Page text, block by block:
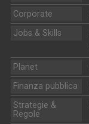
Corporate
Jobs & Skills
Planet
Finanza pubblica
Strategie &
Regole